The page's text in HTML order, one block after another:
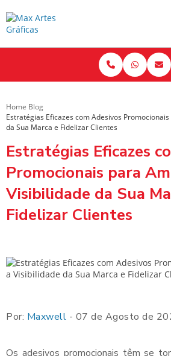
Home Blog
Estratégias Eficazes com Adesivos
da Sua Marca e Fidelizar Clientes
Estratégias Eficazes
Promocionais para
Visibilidade da Sua
Fidelizar Clientes
Por: Maxwell - 07 de Agosto de
Os adesivos promocionais têm se